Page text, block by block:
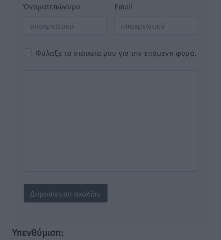
Όνοματεπώνυμο Email
Φύλαξε τα στοιχεία μου για την επόμενη φορά.
Υπενθύμιση: